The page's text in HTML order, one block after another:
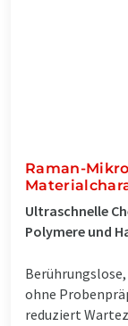
Raman-
Ultraschnelle
Polymere und
ohne
reduziert